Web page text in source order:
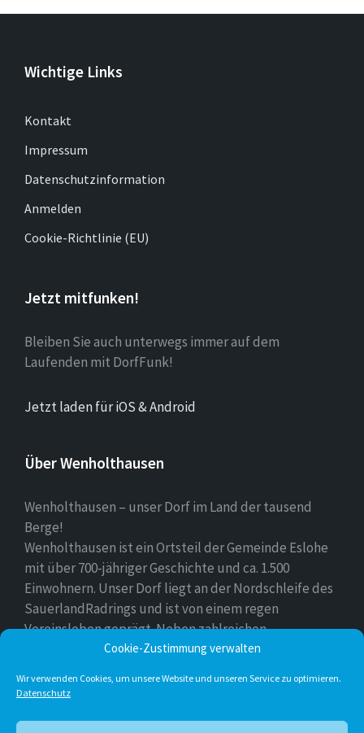
Cookie-Zustimmung verwalten
Wir verwenden Cookies, um unsere Website und unseren Service zu optimieren.
Datenschutz
Wichtige Links
Kontakt
Impressum
Datenschutzinformation
Anmelden
Cookie-Richtlinie (EU)
Jetzt mitfunken!
Bleiben Sie auch unterwegs immer auf dem
Laufenden mit DorfFunk!
Jetzt laden für iOS & Android
Über Wenholthausen
Wenholthausen – unser Dorf im Land der tausend
Berge!
Wenholthausen ist ein Ortsteil der Gemeinde Eslohe
mit über 700-jähriger Geschichte und ca. 1.500
Einwohnern. Unser Dorf liegt an der Nordschleife des
SauerlandRadrings und ist von einem regen
Vereinsleben geprägt. Neben zahlreichen
Freizeitmöglichkeiten ist unser Ort für sein